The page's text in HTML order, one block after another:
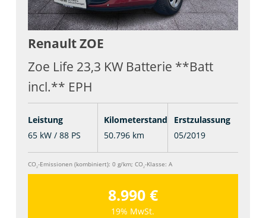
RenaultZOE
Zoe Life 23,3 KW Batterie **Batt
incl.** EPH
Leistung
65 kW / 88 PS
Kilometerstand
50.796 km
Erstzulassung
05/2019
CO2-Emissionen (kombiniert): 0 g/km; CO2-Klasse: A
8.990 €
19% MwSt.